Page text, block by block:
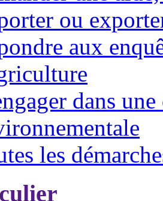
ou
aux
dans
les